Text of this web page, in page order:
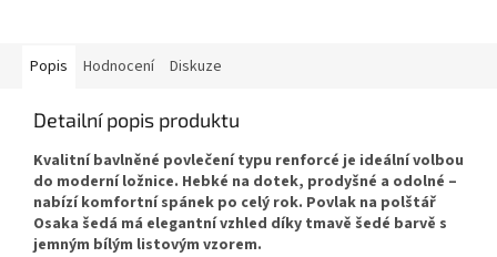
Popis Hodnocení Diskuze
Detailní popis produktu
Kvalitní bavlněné povlečení typu renforcé je ideální volbou
do moderní ložnice. Hebké na dotek, prodyšné a odolné –
nabízí komfortní spánek po celý rok. Povlak na polštář
Osaka šedá má elegantní vzhled díky tmavě šedé barvě s
jemným bílým listovým vzorem.